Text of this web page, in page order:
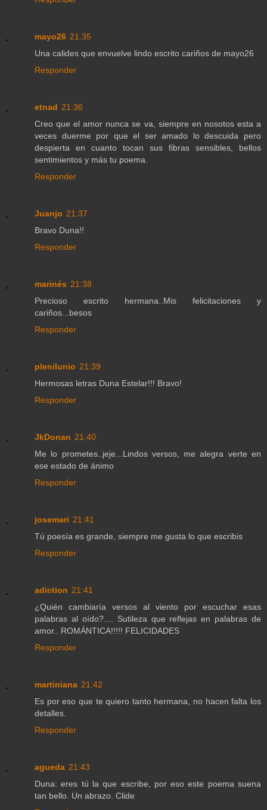
mayo26 21:35
Una calides que envuelve lindo escrito cariños de mayo26
Responder
etnad 21:36
Creo que el amor nunca se va, siempre en nosotos esta a
veces duerme por que el ser amado lo descuida pero
despierta en cuanto tocan sus fibras sensibles, bellos
sentimientos y más tu poema.
Responder
Juanjo 21:37
Bravo Duna!!
Responder
marinés 21:38
Precioso escrito hermana..Mis felicitaciones y
cariños...besos
Responder
plenilunio 21:39
Hermosas letras Duna Estelar!!! Bravo!
Responder
JkDonan 21:40
Me lo prometes..jeje...Lindos versos, me alegra verte en
ese estado de ánimo
Responder
josemari 21:41
Tú poesía es grande, siempre me gusta lo que escribis
Responder
adiction 21:41
¿Quién cambiaría versos al viento por escuchar esas
palabras al oído?.... Sutileza que reflejas en palabras de
amor.. ROMÁNTICA!!!!! FELICIDADES
Responder
martiniana 21:42
Es por eso que te quiero tanto hermana, no hacen falta los
detalles.
Responder
agueda 21:43
Duna: eres tú la que escribe, por eso este poema suena
tan bello. Un abrazo. Clide